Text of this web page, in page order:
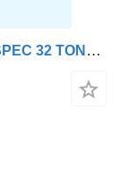
DAF CF410 *EURO 6* 8X2 DRAWBAR SPEC 32 TONNE BRICK GRAB – 2019 – FP1